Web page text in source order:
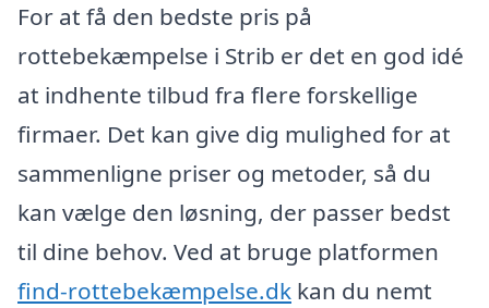
For at få den bedste pris på
rottebekæmpelse i Strib er det en god idé
at indhente tilbud fra flere forskellige
firmaer. Det kan give dig mulighed for at
sammenligne priser og metoder, så du
kan vælge den løsning, der passer bedst
til dine behov. Ved at bruge platformen
find-rottebekæmpelse.dk kan du nemt